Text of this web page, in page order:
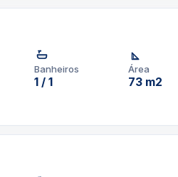
Banheiros
1 / 1
Área
73 m2